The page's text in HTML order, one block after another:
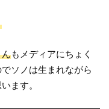
んもメディアにちょく
ソノは生まれながら
ます。